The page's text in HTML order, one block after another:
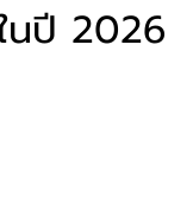
นปี 2026